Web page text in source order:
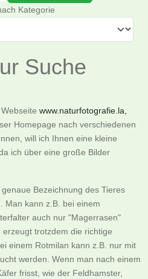
Kategorie
Suche
www.naturfotografie.la,
Homepage nach verschiedenen
will ich Ihnen eine kleine
ich über eine große Bilder
Bezeichnung des Tieres
Man kann z.B. bei einem
auch nur "Magerrasen"
trotzdem die richtige
einem Rotmilan kann z.B. nur mit
werden. Wenn man nach einem
frisst, wie der Feldhamster,